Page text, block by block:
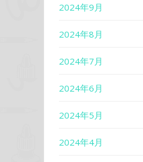
2024年9月
2024年8月
2024年7月
2024年6月
2024年5月
2024年4月